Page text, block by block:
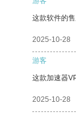
这款软件的
2025-10-28
游客
这款加速器
2025-10-28